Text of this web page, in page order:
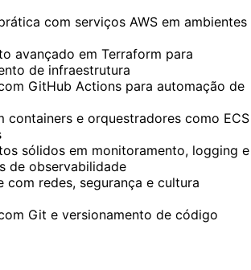
com serviços AWS em ambientes
avançado em Terraform para
de infraestrutura
GitHub Actions para automação de
containers e orquestradores como ECS
sólidos em monitoramento, logging e
de observabilidade
com redes, segurança e cultura
Git e versionamento de código